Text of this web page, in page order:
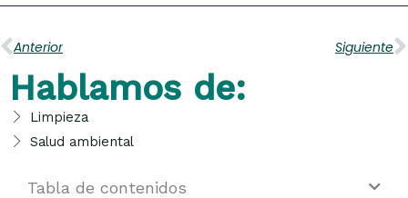
Ant
Anterior Siguiente
Hablamos de:
Limpieza
Salud ambiental
Tabla de contenidos